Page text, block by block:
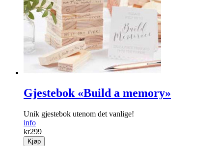
Gjestebok «Build a memory»
Unik gjestebok utenom det vanlige!
info
kr299
Kjøp